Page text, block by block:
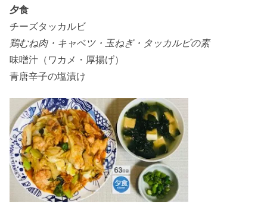
夕食
チーズタッカルビ
鶏むね肉・キャベツ・玉ねぎ・タッカルビの素
味噌汁（ワカメ・厚揚げ）
青唐辛子の塩漬け